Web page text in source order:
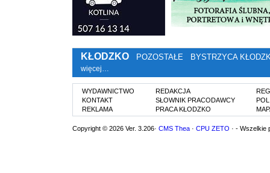
KŁODZKO POZOSTAŁE BYSTRZYCA
więcej…
WYDAWNICTWO
KONTAKT
REKLAMA
REDAKCJA
SŁOWNIK PRACODAWCY
PRACA KŁODZKO
Copyright © 2026 Ver. 3.206· CMS Thea · CPU ZETO · - Wszelkie